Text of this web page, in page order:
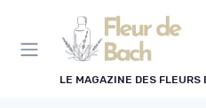
LE MAGAZINE DES FLEURS